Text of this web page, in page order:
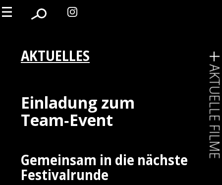
AKTUELLES
Einladung zum
Team‑Event
Gemeinsam in die nächste
Festivalrunde